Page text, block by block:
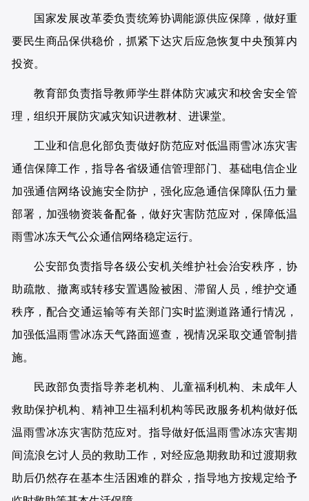
国家发展改革委负责统筹协调能源供应保障，做好重
要民生商品保供稳价，抓紧下达灾后应急恢复中央预算内
投资。
教育部负责指导教师学生群体防灾减灾和校舍安全管
理，组织开展防灾减灾知识进教材、进课堂。
工业和信息化部负责做好防范应对低温雨雪冰冻灾害
通信保障工作，指导各省级通信管理部门、基础电信企业
加强通信网络设施安全防护，强化应急通信保障队伍力量
部署，加强物资装备配备，做好灾害防范应对，保障低温
雨雪冰冻天气公众通信网络稳定运行。
公安部负责指导各级公安机关维护社会治安秩序，协
助疏散、撤离或转移安置遇险被困、滞留人员，维护交通
秩序，配合交通运输等有关部门实时监测道路通行情况，
加强低温雨雪冰冻天气路面巡查，视情况采取交通管制措
施。
民政部负责指导养老机构、儿童福利机构、未成年人
救助保护机构、精神卫生福利机构等民政服务机构做好低
温雨雪冰冻灾害防范应对。指导做好低温雨雪冰冻灾害期
间流浪乞讨人员的救助工作，对经应急期救助和过渡期救
助后仍然存在基本生活困难的群众，指导地方按规定给予